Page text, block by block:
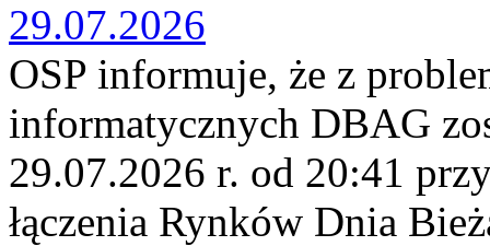
29.07.2026
OSP informuje, że z
informatycznych DBAG
29.07.2026 r. od 20:41
łączenia Rynków Dnia